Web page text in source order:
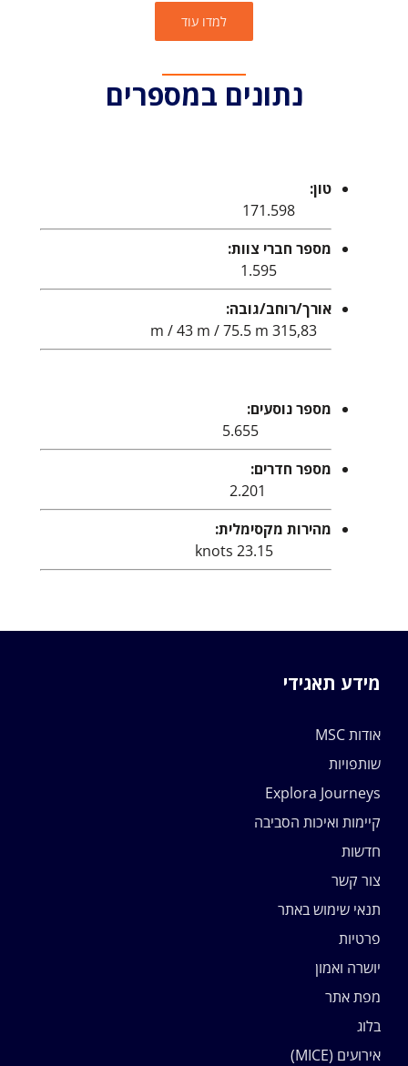
למדו עוד
נתונים במספרים
טון:
171.598
מספר חברי צוות:
1.595
אורך/רוחב/גובה:
315,83 m / 43 m / 75.5 m
מספר נוסעים:
5.655
מספר חדרים:
2.201
מהירות מקסימלית:
23.15 knots
מידע תאגידי
אודות MSC
שותפויות
Explora Journeys
קיימות ואיכות הסביבה
חדשות
צור קשר
תנאי שימוש באתר
פרטיות
יושרה ואמון
מפת אתר
בלוג
אירועים (MICE)